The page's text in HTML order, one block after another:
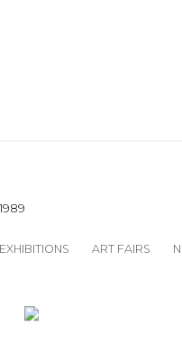
1989
EXHIBITIONS ART FAIRS